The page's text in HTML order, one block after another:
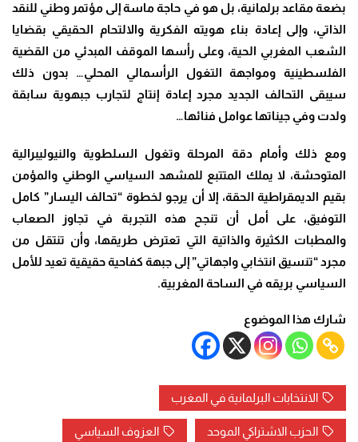
بضعة مقاعد برلمانية، بل هو في حاجة ماسة إلى مؤتمر وطني للنقد
الذاتي، وإلى إعادة بناء هويته الفكرية والالتحام الحقيقي بقضايا
الشعب المغربي الحية، وعلى رأسها الموقف المبدئي من القضية
الفلسطينية ومواجهة التغول الرأسمالي المحلي… بدون ذلك
سيبقى التحالف الجديد مجرد إعادة إنتاج لتجارب جبهوية سابقة
ولدت وفي جيناتها عوامل فنائها…
ومع ذلك وأمام دقة المرحلة وتغول السلطوية والنيوليبرالية
المتوحشة، لا يملك المتتبع للمشهد السياسي الوطني والمؤمن
بقيم الديمقراطية الحقة، إلا أن يرجو لخطوة “تحالف اليسار” كامل
التوفيق، على أمل أن تنجح هذه التجربة في تجاوز الصعاب
والمطبات الكثيرة والذاتية التي تعترض طريقها، وأن تنتقل من
مجرد “تنسيق انتخابي واجهاتي” إلى جبهة كفاحية حقيقية تعيد للأمل
السياسي بريقه في الساحة المغربية.
شارك هذا الموضوع
الانتخابات البرلمانية في المغرب
الحزب الاشتراكي الموحد العزوف السياسي